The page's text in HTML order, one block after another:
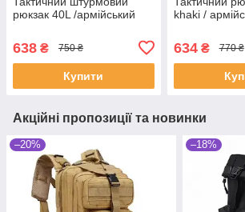
рюкзак 40L /армійський
638 ₴ 750 ₴
Купити
khaki /
634₴ 770 ₴
Акційні пропозиції та новинки
–20% –18%